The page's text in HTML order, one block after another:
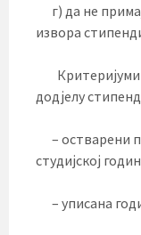
г) да не
извора
Критеријуми
додјелу
– остварени
студијској
– уписана